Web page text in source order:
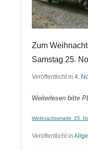
Zum
Samstag 25.
Veröffentlicht in 4.
Weiterlesen bitte
Weihnachtsmarkt_25.
Veröffentlicht in